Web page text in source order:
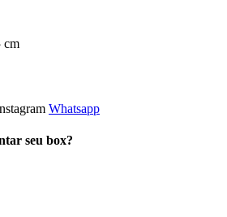
cm
Whatsapp
seu box?